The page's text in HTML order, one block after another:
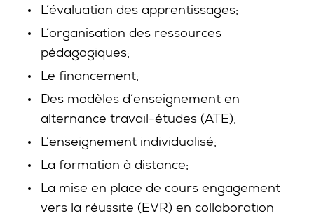
L’évaluation des apprentissages;
L’organisation des ressources
pédagogiques;
Le financement;
Des modèles d’enseignement en
alternance travail-études (ATE);
L’enseignement individualisé;
La formation à distance;
La mise en place de cours engagement
vers la réussite (EVR) en collaboration